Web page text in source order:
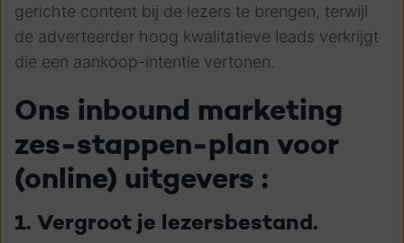
gerichte content bij de lezers te brengen, terwijl
de adverteerder hoog kwalitatieve leads verkrijgt
die een aankoop-intentie vertonen.
Ons inbound marketing
zes-stappen-plan voor
(online) uitgevers :
1. Vergroot je lezersbestand.